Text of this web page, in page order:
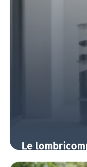
Le
appartement